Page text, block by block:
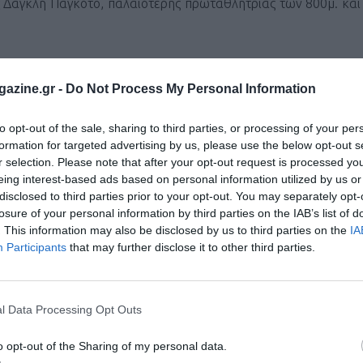
- Do Not Process My Personal Information
opt-out of the sale, sharing to third parties, or processing of your
for targeted advertising by us, please use the below opt-out
selection. Please note that after your opt-out request is processed
interest-based ads based on personal information utilized by us
to third parties prior to your opt-out. You may separately
of your personal information by third parties on the IAB’s list of
This information may also be disclosed by us to third parties on the
Participants that may further disclose it to other third parties.
Data Processing Opt Outs
opt-out of the Sharing of my personal data.
Παγκότο, παλαιότερης πρωταθλήτριας των 800μ. και
κόσμο στο
καιTwitter.